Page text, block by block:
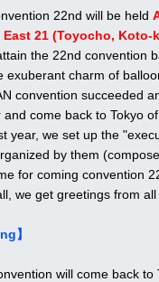
22nd will be held
East 21 (Toyocho, Koto-
the 22nd convention
exuberant charm of
convention succeeded
and come back to Tokyo
year, we set up the
by them
for coming convention
we get greetings from
】
will come back to